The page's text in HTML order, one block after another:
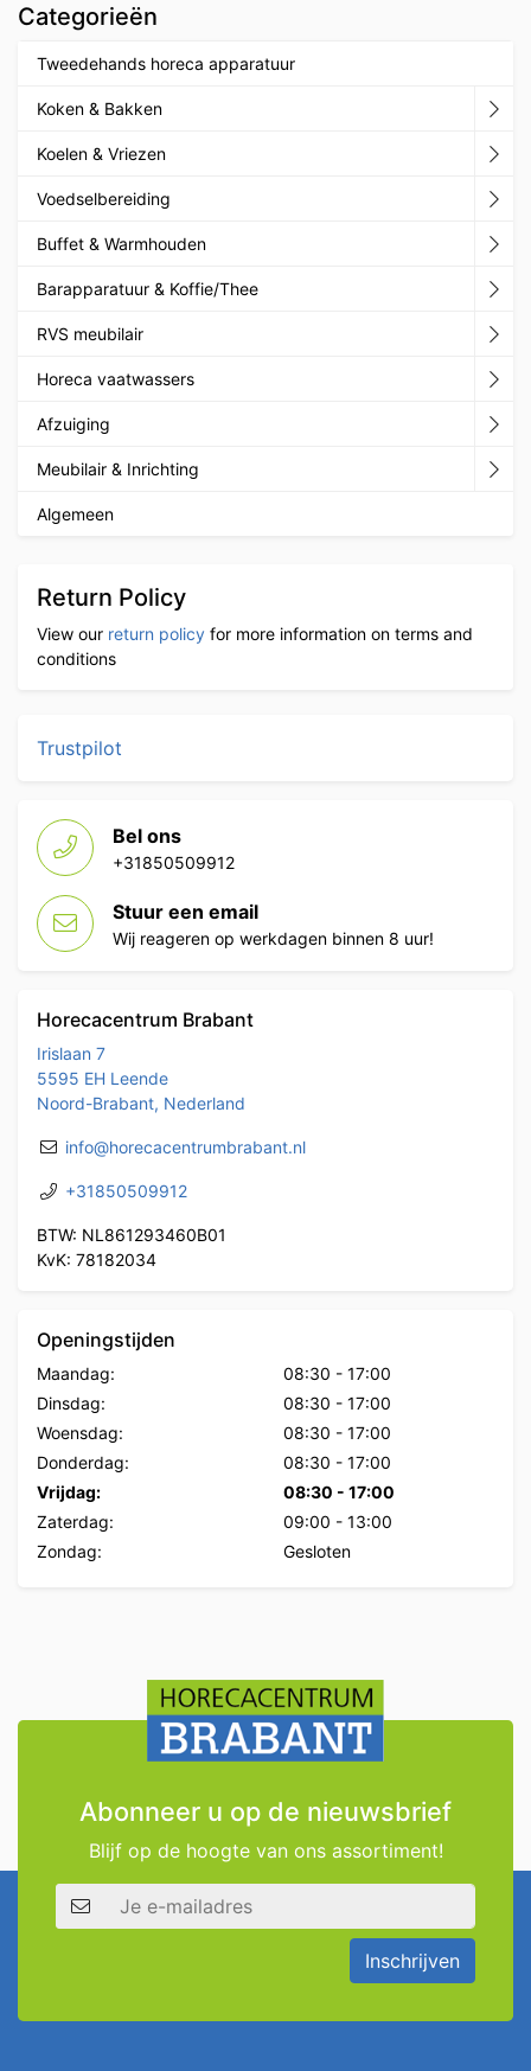
Categorieën
Tweedehands horeca apparatuur
Koken & Bakken
Koelen & Vriezen
Voedselbereiding
Buffet & Warmhouden
Barapparatuur & Koffie/Thee
RVS meubilair
Horeca vaatwassers
Afzuiging
Meubilair & Inrichting
Algemeen
Return Policy
View our return policy for more information on terms and
conditions
Trustpilot
Bel ons
+31850509912
Stuur een email
Wij reageren op werkdagen binnen 8 uur!
Horecacentrum Brabant
Irislaan 7
5595 EH Leende
Noord-Brabant, Nederland
info@horecacentrumbrabant.nl
+31850509912
BTW: NL861293460B01
KvK: 78182034
Openingstijden
Maandag: 08:30 - 17:00
Dinsdag:
08:30 - 17:00
Woensdag:
08:30 - 17:00
Donderdag:
08:30 - 17:00
Vrijdag:
08:30 - 17:00
Zaterdag:
09:00 - 13:00
Zondag:
Gesloten
Abonneer u op de nieuwsbrief
Blijf op de hoogte van ons assortiment!
E-mailadres
Inschrijven